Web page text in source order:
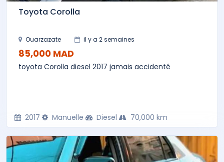
Toyota Corolla
Ouarzazate il y a 2 semaines
85,000 MAD
toyota Corolla diesel 2017 jamais accidenté
2017 Manuelle Diesel 70,000 km